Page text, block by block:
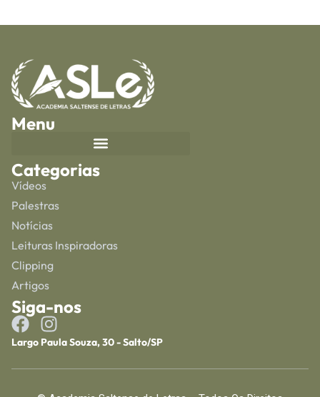
Menu
Categorias
Vídeos
Palestras
Notícias
Leituras Inspiradoras
Clipping
Artigos
Siga-nos
Largo Paula Souza, 30 - Salto/SP